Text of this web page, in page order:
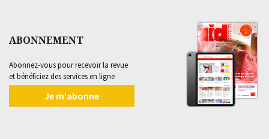
ABONNEMENT
Abonnez-vous pour recevoir la revue
et bénéficiez des services en ligne
Je m'abonne